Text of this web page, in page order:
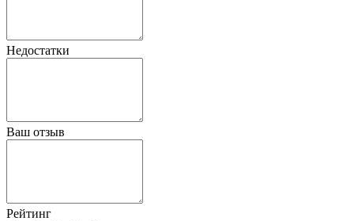
Недостатки
Ваш отзыв
Рейтинг